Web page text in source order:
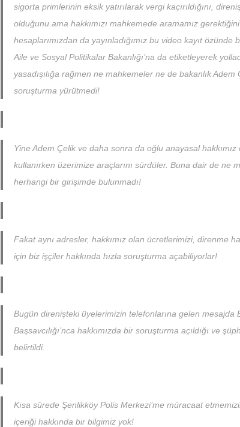
sigorta primlerinin eksik yatırılarak vergi kaçırıldığını,
olduğunu ama hakkımızı mahkemede aramamız
hesaplarımızdan da yayınladığımız bu video kayıt özünde
Aile ve Sosyal Politikalar Bakanlığı’na da etiketleyerek
yasadışılığa rağmen ne mahkemeler ne de bakanlık
soruşturma yürütmedi!
Yine Adem Çelik ve daha sonra da oğlu anayasal hakkımız
kullanırken üzerimize araçlarını sürdüler. Buna dair de ne
herhangi bir girişimde bulunmadı!
Fakat aynı adresler, hakkımız olan ücretlerimizi, direnme
için biz işçiler hakkında hızla soruşturma açabiliyorlar!
Bugün direnişteki üyelerimizin telefonlarına gelen mesajda
Başsavcılığı’nca hakkımızda bir soruşturma açıldığı ve
belirtildi.
Kısa sürede Şenlikköy Polis Merkezi’me müracaat
içeriği hakkında bir bilgimiz yok!